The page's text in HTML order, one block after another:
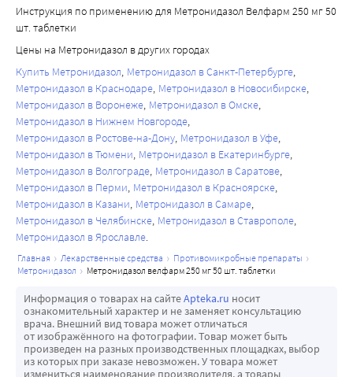
Инструкция по применению для Метронидазол Велфарм 250 мг 50
шт. таблетки
Цены на Метронидазол в других городах
Купить Метронидазол Метронидазол в Санкт-Петербурге
Метронидазол в Краснодаре Метронидазол в Новосибирске
Метронидазол в Воронеже Метронидазол в Омске
Метронидазол в Нижнем Новгороде
Метронидазол в Ростове-на-Дону Метронидазол в Уфе
Метронидазол в Тюмени Метронидазол в Екатеринбурге
Метронидазол в Волгограде Метронидазол в Саратове
Метронидазол в Перми Метронидазол в Красноярске
Метронидазол в Казани Метронидазол в Самаре
Метронидазол в Челябинске Метронидазол в Ставрополе
Метронидазол в Ярославле
главная лекарственные средства
противомикробные препараты
метронидазол
метронидазол велфарм 250 мг 50 шт. таблетки
Информация о товарах на сайтеApteka.ru носит
ознакомительный характер и не заменяет консультацию
врача. Внешний вид товара может отличаться
от изображённого на фотографии. Товар может быть
произведен на разных производственных площадках, выбор
из которых при заказе невозможен. У товара может
измениться наименование производителя, а товары